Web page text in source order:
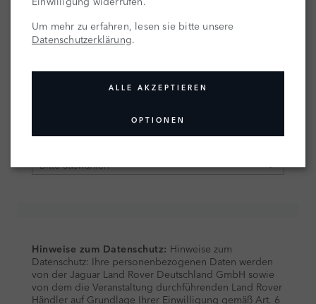
Um mehr zu erfahren, lesen sie bitte unsere
Datenschutzerklärung.
OPTIONEN
ALLE AKZEPTIEREN